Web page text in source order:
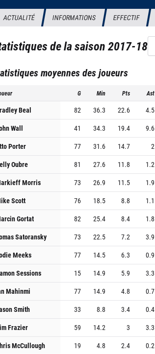
ACTUALITÉ INFORMATIONS EFFECTIF
de la saison2017-18
moyennes des joueurs
G Min Pts Ast
Beal 82 36.3 22.6 4.5
Wall
41 34.3 19.4 9.6
Porter
77 31.6 14.7 2
Oubre
81 27.6 11.8 1.2
Morris
73 26.9 11.5 1.9
Scott
76 18.5 8.8 1.1
Gortat
82 25.4 8.4 1.8
Satoransky
73 22.5 7.2 3.9
Meeks
77 14.5 6.3 0.9
Sessions
15 14.9 5.9 3.3
Mahinmi
77 14.9 4.8 0.7
Smith
33 8.8 3.4 0.4
Frazier
59 14.2 3 3.3
McCullough
19 4.8 2.4 0.2